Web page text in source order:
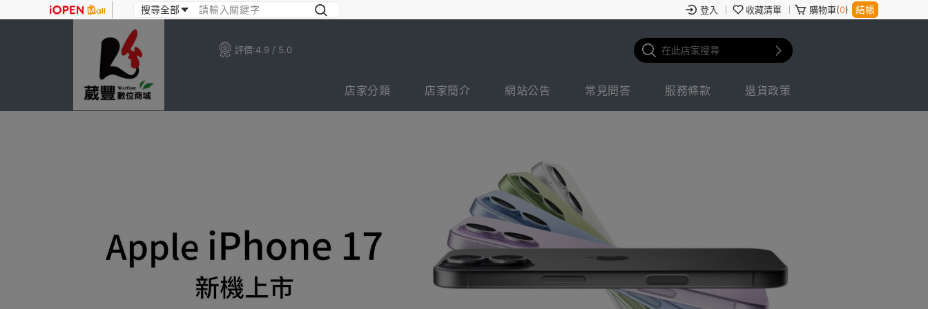
登入 收藏清單 購物車(0) 結帳
評價:4.9 / 5.0
店家分類 店家簡介 網站公告 常見問答 服務條款 退貨政策